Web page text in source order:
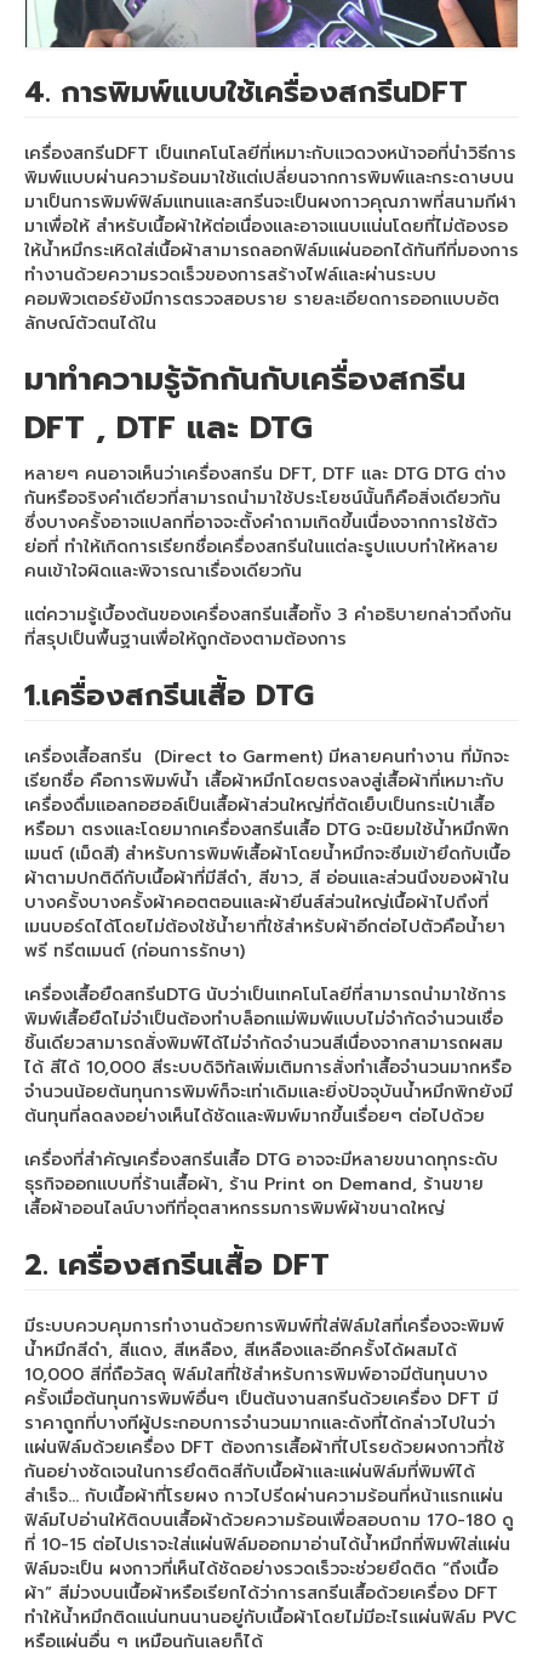
เครื่องพับเสื้อ
เครื่องตัดเลเซอร์ 2หัว
Heat Pneumatic
เครื่องรีดร้อน Heat 40x60cm
เครื่องรีดร้อน Heat 70x90cm.
วัสดุอุปกรณ์
กระดาษซับลิเมชั่น
กระดาษซับลิเมชั่น แบบแผ่น
กระดาษซับลิเมชั่น แบบม้วน
น้ำหมึกซับลิเมชั่น
แผ่นฟิล์ม,Flex
4. การพิมพ์แบบใช้เครื่องสกรีนDFT
เครื่องสกรีนDFT เป็นเทคโนโลยีที่เหมาะกับแวดวงหน้าจอที่นำวิธีการ
พิมพ์แบบผ่านความร้อนมาใช้แต่เปลี่ยนจากการพิมพ์และกระดาษบน
มาเป็นการพิมพ์ฟิล์มแทนและสกรีนจะเป็นผงกาวคุณภาพที่สนามกีฬา
มาเพื่อให้ สำหรับเนื้อผ้าให้ต่อเนื่องและอาจแนบแน่นโดยที่ไม่ต้องรอ
ให้น้ำหมึกระเหิดใส่เนื้อผ้าสามารถลอกฟิล์มแผ่นออกได้ทันทีที่มองการ
ทำงานด้วยความรวดเร็วของการสร้างไฟล์และผ่านระบบ
คอมพิวเตอร์ยังมีการตรวจสอบราย รายละเอียดการออกแบบอัต
ลักษณ์ตัวตนได้ใน
มาทำความรู้จักกันกับเครื่องสกรีน
DFT , DTF และ DTG
หลายๆ คนอาจเห็นว่าเครื่องสกรีน DFT, DTF และ DTG DTG ต่าง
กันหรือจริงคำเดียวที่สามารถนำมาใช้ประโยชน์นั้นก็คือสิ่งเดียวกัน
ซึ่งบางครั้งอาจแปลกที่อาจจะตั้งคำถามเกิดขึ้นเนื่องจากการใช้ตัว
ย่อที่ ทำให้เกิดการเรียกชื่อเครื่องสกรีนในแต่ละรูปแบบทำให้หลาย
คนเข้าใจผิดและพิจารณาเรื่องเดียวกัน
แต่ความรู้เบื้องต้นของเครื่องสกรีนเสื้อทั้ง 3 คำอธิบายกล่าวถึงกัน
ที่สรุปเป็นพื้นฐานเพื่อให้ถูกต้องตามต้องการ
1.เครื่องสกรีนเสื้อ DTG
เครื่องเสื้อสกรีน (Direct to Garment) มีหลายคนทำงาน ที่มักจะ
เรียกชื่อ คือการพิมพ์น้ำ เสื้อผ้าหมึกโดยตรงลงสู่เสื้อผ้าที่เหมาะกับ
เครื่องดื่มแอลกอฮอล์เป็นเสื้อผ้าส่วนใหญ่ที่ตัดเย็บเป็นกระเป๋าเสื้อ
หรือมา ตรงและโดยมากเครื่องสกรีนเสื้อ DTG จะนิยมใช้น้ำหมึกพิก
เมนต์ (เม็ดสี) สำหรับการพิมพ์เสื้อผ้าโดยน้ำหมึกจะซึมเข้ายึดกับเนื้อ
ผ้าตามปกติดีกับเนื้อผ้าที่มีสีดำ, สีขาว, สี อ่อนและส่วนนึงของผ้าใน
บางครั้งบางครั้งผ้าคอตตอนและผ้ายีนส์ส่วนใหญ่เนื้อผ้าไปถึงที่
เมนบอร์ดได้โดยไม่ต้องใช้น้ำยาที่ใช้สำหรับผ้าอีกต่อไปตัวคือน้ำยา
พรี ทรีตเมนต์ (ก่อนการรักษา)
เครื่องเสื้อยืดสกรีนDTG นับว่าเป็นเทคโนโลยีที่สามารถนำมาใช้การ
พิมพ์เสื้อยืดไม่จำเป็นต้องทำบล็อกแม่พิมพ์แบบไม่จำกัดจำนวนเชื่อ
ชิ้นเดียวสามารถสั่งพิมพ์ได้ไม่จำกัดจำนวนสีเนื่องจากสามารถผสม
ได้ สีได้ 10,000 สีระบบดิจิทัลเพิ่มเติมการสั่งทำเสื้อจำนวนมากหรือ
จำนวนน้อยต้นทุนการพิมพ์ก็จะเท่าเดิมและยิ่งปัจจุบันน้ำหมึกพิกยังมี
ต้นทุนที่ลดลงอย่างเห็นได้ชัดและพิมพ์มากขึ้นเรื่อยๆ ต่อไปด้วย
เครื่องที่สำคัญเครื่องสกรีนเสื้อ DTG อาจจะมีหลายขนาดทุกระดับ
ธุรกิจออกแบบที่ร้านเสื้อผ้า, ร้าน Print on Demand, ร้านขาย
เสื้อผ้าออนไลน์บางทีที่อุตสาหกรรมการพิมพ์ผ้าขนาดใหญ่
2. เครื่องสกรีนเสื้อ DFT
มีระบบควบคุมการทำงานด้วยการพิมพ์ที่ใส่ฟิล์มใสที่เครื่องจะพิมพ์
น้ำหมึกสีดำ, สีแดง, สีเหลือง, สีเหลืองและอีกครั้งได้ผสมได้
10,000 สีที่ถือวัสดุ ฟิล์มใสที่ใช้สำหรับการพิมพ์อาจมีต้นทุนบาง
ครั้งเมื่อต้นทุนการพิมพ์อื่นๆ เป็นต้นงานสกรีนด้วยเครื่อง DFT มี
ราคาถูกที่บางทีผู้ประกอบการจำนวนมากและดังที่ได้กล่าวไปในว่า
แผ่นฟิล์มด้วยเครื่อง DFT ต้องการเสื้อผ้าที่ไปโรยด้วยผงกาวที่ใช้
กันอย่างชัดเจนในการยึดติดสีกับเนื้อผ้าและแผ่นฟิล์มที่พิมพ์ได้
สำเร็จ… กับเนื้อผ้าที่โรยผง กาวไปรีดผ่านความร้อนที่หน้าแรกแผ่น
ฟิล์มไปอ่านให้ติดบนเสื้อผ้าด้วยความร้อนเพื่อสอบถาม 170-180 ดู
ที่ 10-15 ต่อไปเราจะใส่แผ่นฟิล์มออกมาอ่านได้น้ำหมึกที่พิมพ์ใส่แผ่น
ฟิล์มจะเป็น ผงกาวที่เห็นได้ชัดอย่างรวดเร็วจะช่วยยึดติด “ถึงเนื้อ
ผ้า” สีม่วงบนเนื้อผ้าหรือเรียกได้ว่าการสกรีนเสื้อด้วยเครื่อง DFT
ทำให้น้ำหมึกติดแน่นทนนานอยู่กับเนื้อผ้าโดยไม่มีอะไรแผ่นฟิล์ม PVC
หรือแผ่นอื่น ๆ เหมือนกันเลยก็ได้